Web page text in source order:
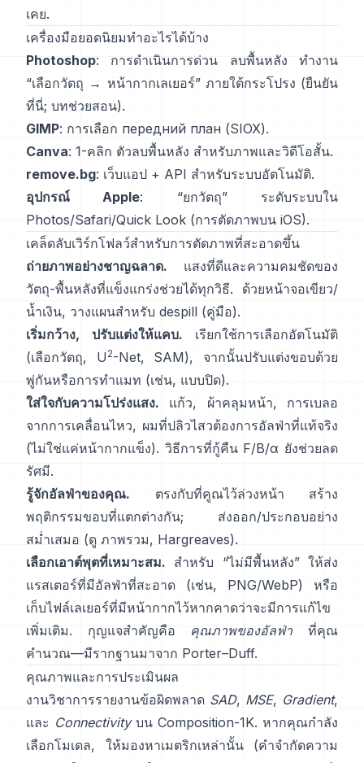
เคย.
เครื่องมือยอดนิยมทำอะไรได้บ้าง
Photoshop: การดำเนินการด่วน ลบพื้นหลัง ทำงาน
“เลือกวัตถุ → หน้ากากเลเยอร์” ภายใต้กระโปรง (ยืนยัน
ที่นี่; บทช่วยสอน).
GIMP: การเลือก передний план (SIOX).
Canva: 1-คลิก ตัวลบพื้นหลัง สำหรับภาพและวิดีโอสั้น.
remove.bg: เว็บแอป + API สำหรับระบบอัตโนมัติ.
อุปกรณ์ Apple: “ยกวัตถุ” ระดับระบบใน
Photos/Safari/Quick Look (การตัดภาพบน iOS).
เคล็ดลับเวิร์กโฟลว์สำหรับการตัดภาพที่สะอาดขึ้น
ถ่ายภาพอย่างชาญฉลาด. แสงที่ดีและความคมชัดของ
วัตถุ-พื้นหลังที่แข็งแกร่งช่วยได้ทุกวิธี. ด้วยหน้าจอเขียว/
น้ำเงิน, วางแผนสำหรับ despill (คู่มือ).
เริ่มกว้าง, ปรับแต่งให้แคบ. เรียกใช้การเลือกอัตโนมัติ
(เลือกวัตถุ,
U 2-Net, SAM), จากนั้นปรับแต่งขอบด้วย
พู่กันหรือการทำแมท (เช่น, แบบปิด).
ใส่ใจกับความโปร่งแสง. แก้ว, ผ้าคลุมหน้า, การเบลอ
จากการเคลื่อนไหว, ผมที่ปลิวไสวต้องการอัลฟ่าที่แท้จริง
(ไม่ใช่แค่หน้ากากแข็ง). วิธีการที่กู้คืน F/B/α ยังช่วยลด
รัศมี.
รู้จักอัลฟ่าของคุณ.
ตรงกับที่คูณไว้ล่วงหน้า สร้าง
พฤติกรรมขอบที่แตกต่างกัน; ส่งออก/ประกอบอย่าง
สม่ำเสมอ (ดู ภาพรวม, Hargreaves).
เลือกเอาต์พุตที่เหมาะสม. สำหรับ “ไม่มีพื้นหลัง” ให้ส่ง
แรสเตอร์ที่มีอัลฟ่าที่สะอาด (เช่น, PNG/WebP) หรือ
เก็บไฟล์เลเยอร์ที่มีหน้ากากไว้หากคาดว่าจะมีการแก้ไข
เพิ่มเติม. กุญแจสำคัญคือ
คุณภาพของอัลฟ่า ที่คุณ
คำนวณ—มีรากฐานมาจาก Porter–Duff.
คุณภาพและการประเมินผล
งานวิชาการรายงานข้อผิดพลาด SAD, MSE, Gradient,
และ Connectivityบน Composition-1K. หากคุณกำลัง
เลือกโมเดล, ให้มองหาเมตริกเหล่านั้น
(คำจำกัดความ